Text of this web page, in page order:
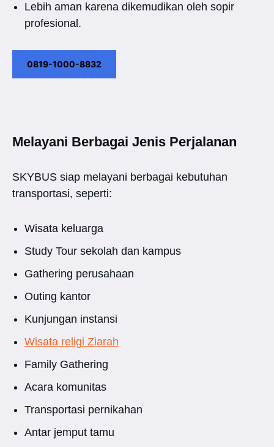
Lebih aman karena dikemudikan oleh sopir
profesional.
0819-1000-8832
Melayani Berbagai Jenis Perjalanan
SKYBUS siap melayani berbagai kebutuhan
transportasi, seperti:
Wisata keluarga
Study Tour sekolah dan kampus
Gathering perusahaan
Outing kantor
Kunjungan instansi
Wisata religi Ziarah
Family Gathering
Acara komunitas
Transportasi pernikahan
Antar jemput tamu